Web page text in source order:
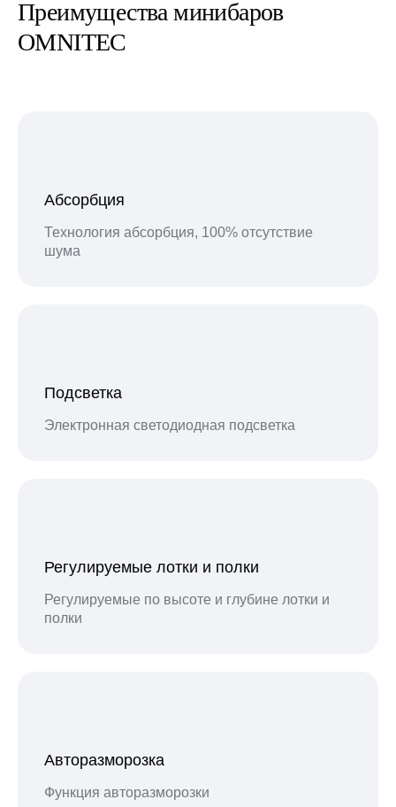
Преимущества минибаров
OMNITEC
Абсорбция
Технология абсорбция, 100% отсутствие
шума
Подсветка
Электронная светодиодная подсветка
Регулируемые лотки и полки
Регулируемые по высоте и глубине лотки и
полки
Авторазморозка
Функция авторазморозки